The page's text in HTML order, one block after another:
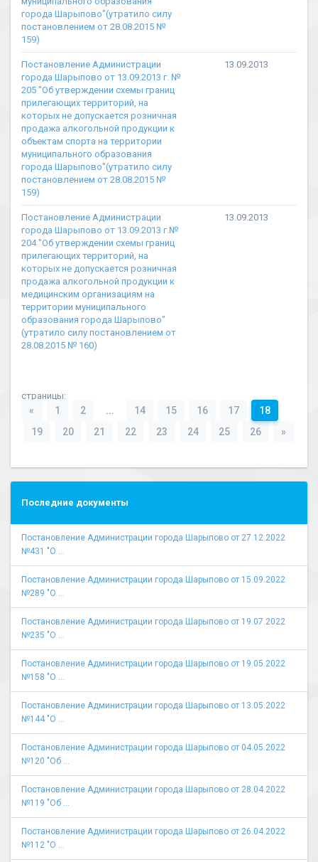
города Шарыпово"(утратило силу
постановлением от 28.08.2015 №
159)
Постановление Администрации
города Шарыпово от 13.09.2013 г. №
205 "Об утверждении схемы границ
прилегающих территорий, на
которых не допускается розничная
продажа алкогольной продукции к
объектам спорта на территории
муниципального образования
города Шарыпово"(утратило силу
постановлением от 28.08.2015 №
159)
13.09.2013
Постановление Администрации
города Шарыпово от 13.09.2013 г.№
204 "Об утверждении схемы границ
прилегающих территорий, на
которых не допускается розничная
продажа алкогольной продукции к
медицинским организациям на
территории муниципального
образования города Шарыпово"
(утратило силу постановлением от
28.08.2015 № 160)
13.09.2013
страницы:
« 1 2 ... 14 15 16 17
18
19
20 21 22 23 24 25 26 »
Последние документы
Постановление Администрации города Шарыпово от 27.12.2022
№431 "О ...
Постановление Администрации города Шарыпово от 15.09.2022
№289 "О ...
Постановление Администрации города Шарыпово от 19.07.2022
№235 "О ...
Постановление Администрации города Шарыпово от 19.05.2022
№158 "О ...
Постановление Администрации города Шарыпово от 13.05.2022
№144 "О ...
Постановление Администрации города Шарыпово от 04.05.2022
№120 "Об ...
Постановление Администрации города Шарыпово от 28.04.2022
№119 "Об ...
Постановление Администрации города Шарыпово от 26.04.2022
№112 "О ...